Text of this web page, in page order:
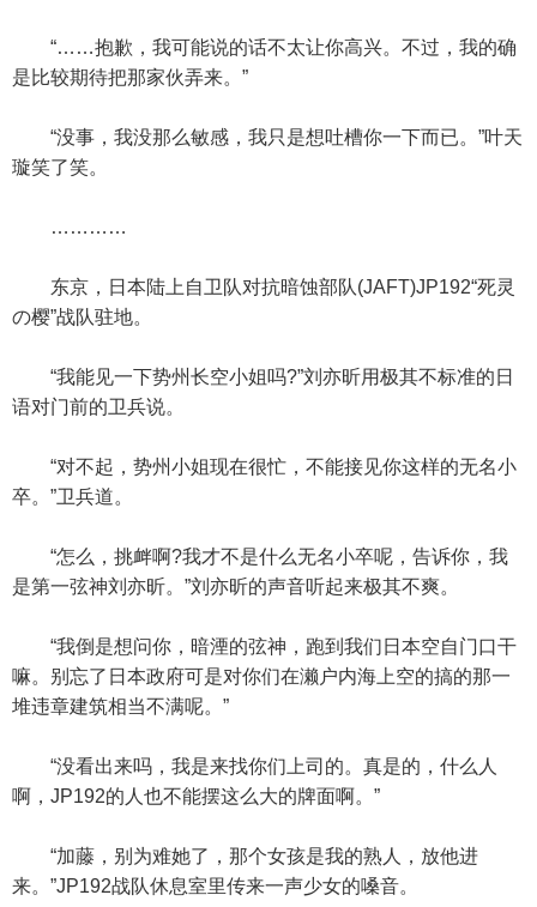
“……抱歉，我可能说的话不太让你高兴。不过，我的确
是比较期待把那家伙弄来。”
“没事，我没那么敏感，我只是想吐槽你一下而已。”叶天
璇笑了笑。
…………
东京，日本陆上自卫队对抗暗蚀部队(JAFT)JP192“死灵
の樱”战队驻地。
“我能见一下势州长空小姐吗?”刘亦昕用极其不标准的日
语对门前的卫兵说。
“对不起，势州小姐现在很忙，不能接见你这样的无名小
卒。”卫兵道。
“怎么，挑衅啊?我才不是什么无名小卒呢，告诉你，我
是第一弦神刘亦昕。”刘亦昕的声音听起来极其不爽。
“我倒是想问你，暗湮的弦神，跑到我们日本空自门口干
嘛。别忘了日本政府可是对你们在濑户内海上空的搞的那一
堆违章建筑相当不满呢。”
“没看出来吗，我是来找你们上司的。真是的，什么人
啊，JP192的人也不能摆这么大的牌面啊。”
“加藤，别为难她了，那个女孩是我的熟人，放他进
来。”JP192战队休息室里传来一声少女的嗓音。